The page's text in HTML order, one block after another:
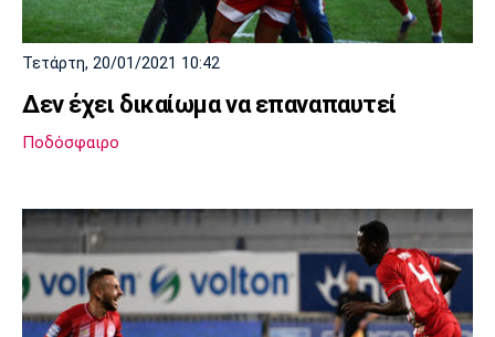
Τετάρτη, 20/01/2021 10:42
Δεν έχει δικαίωμα να επαναπαυτεί
Ποδόσφαιρο